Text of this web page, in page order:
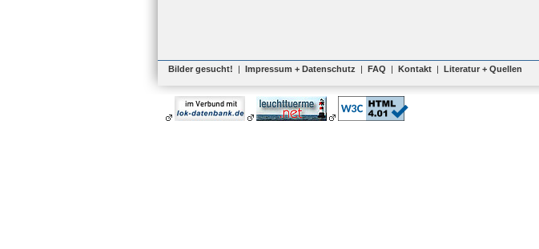
Bilder gesucht! | Impressum + Datenschutz | FAQ | Kontakt | Literatur + Quellen